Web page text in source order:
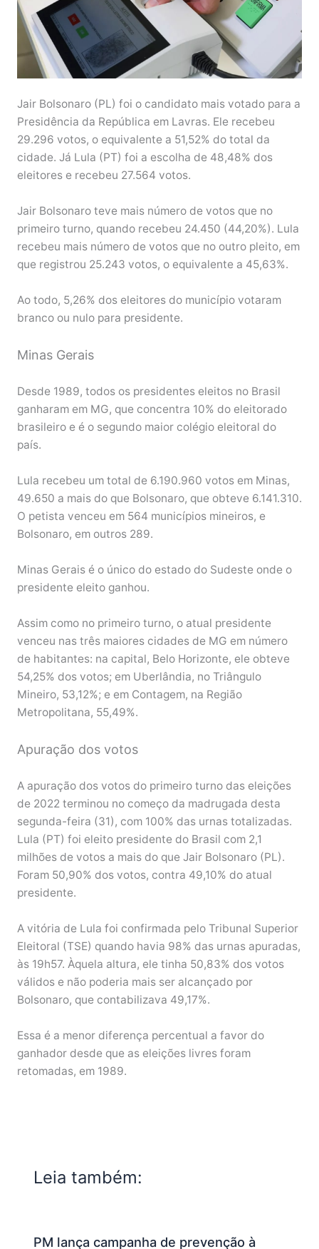
Jair Bolsonaro (PL) foi o candidato mais votado para a
Presidência da República em Lavras. Ele recebeu
29.296 votos, o equivalente a 51,52% do total da
cidade. Já Lula (PT) foi a escolha de 48,48% dos
eleitores e recebeu 27.564 votos.
Jair Bolsonaro teve mais número de votos que no
primeiro turno, quando recebeu 24.450 (44,20%). Lula
recebeu mais número de votos que no outro pleito, em
que registrou 25.243 votos, o equivalente a 45,63%.
Ao todo, 5,26% dos eleitores do município votaram
branco ou nulo para presidente.
Minas Gerais
Desde 1989, todos os presidentes eleitos no Brasil
ganharam em MG, que concentra 10% do eleitorado
brasileiro e é o segundo maior colégio eleitoral do
país.
Lula recebeu um total de 6.190.960 votos em Minas,
49.650 a mais do que Bolsonaro, que obteve 6.141.310.
O petista venceu em 564 municípios mineiros, e
Bolsonaro, em outros 289.
Minas Gerais é o único do estado do Sudeste onde o
presidente eleito ganhou.
Assim como no primeiro turno, o atual presidente
venceu nas três maiores cidades de MG em número
de habitantes: na capital, Belo Horizonte, ele obteve
54,25% dos votos; em Uberlândia, no Triângulo
Mineiro, 53,12%; e em Contagem, na Região
Metropolitana, 55,49%.
Apuração dos votos
A apuração dos votos do primeiro turno das eleições
de 2022 terminou no começo da madrugada desta
segunda-feira (31), com 100% das urnas totalizadas.
Lula (PT) foi eleito presidente do Brasil com 2,1
milhões de votos a mais do que Jair Bolsonaro (PL).
Foram 50,90% dos votos, contra 49,10% do atual
presidente.
A vitória de Lula foi confirmada pelo Tribunal Superior
Eleitoral (TSE) quando havia 98% das urnas apuradas,
às 19h57. Àquela altura, ele tinha 50,83% dos votos
válidos e não poderia mais ser alcançado por
Bolsonaro, que contabilizava 49,17%.
Essa é a menor diferença percentual a favor do
ganhador desde que as eleições livres foram
retomadas, em 1989.
Leia também:
PM lança campanha de prevenção à